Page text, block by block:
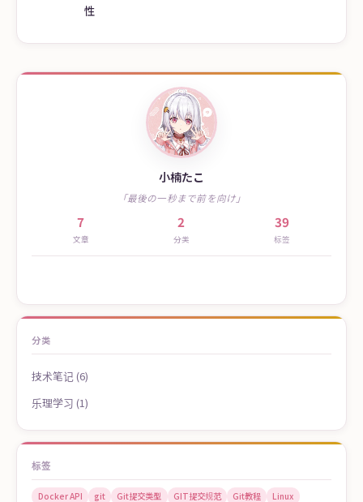
性
小楠たこ
「最後の一秒まで前を向け」
7
文章
2
分类
39
标签
分类
技术笔记 (6)
乐理学习 (1)
标签
Docker API git Git提交类型 GIT提交规范 Git教程 Linux